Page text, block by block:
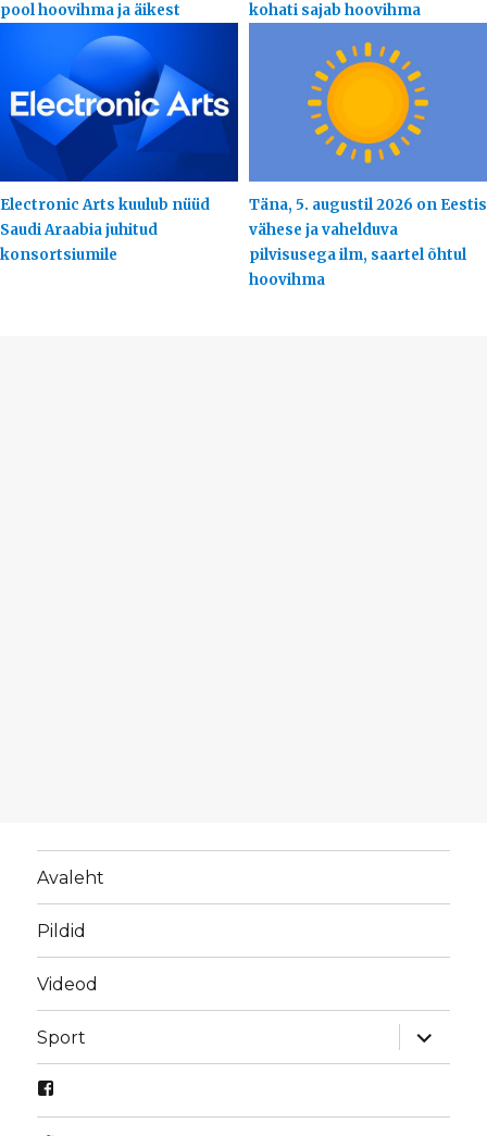
pool hoovihma ja äikest
kohati sajab hoovihma
Electronic Arts kuulub nüüd
Saudi Araabia juhitud
konsortsiumile
Täna, 5. augustil 2026 on Eestis
vähese ja vahelduva
pilvisusega ilm, saartel õhtul
hoovihma
Avaleht
Pildid
Videod
Sport
laienda